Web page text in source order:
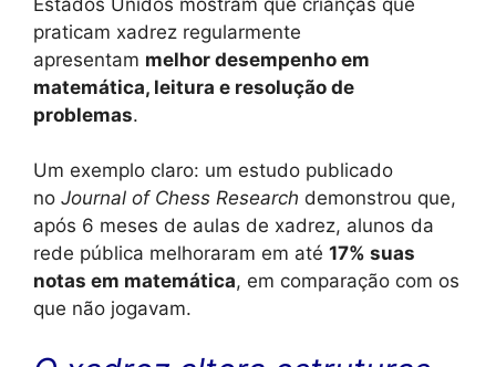
praticam xadrez regularmente
apresentam melhor desempenho em
matemática, leitura e resolução de
problemas.
Um exemplo claro: um estudo publicado
no Journal of Chess Research demonstrou que,
após 6 meses de aulas de xadrez, alunos da
rede pública melhoraram em até 17% suas
notas em matemática, em comparação com os
que não jogavam.